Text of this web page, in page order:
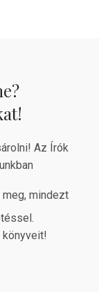
Az Írók
meg, mindezt